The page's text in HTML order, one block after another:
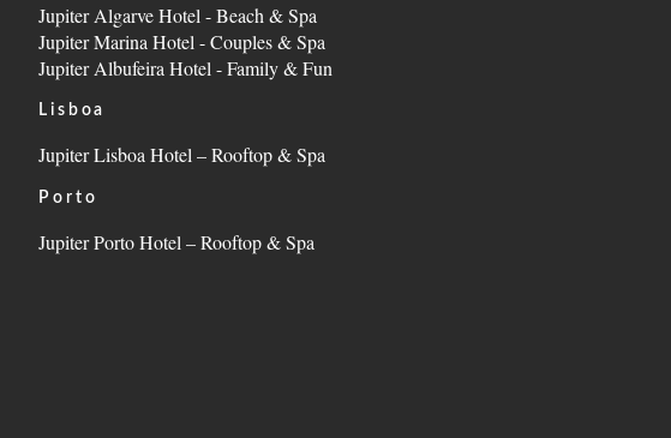
Jupiter Algarve Hotel - Beach & Spa
Jupiter Marina Hotel - Couples & Spa
Jupiter Albufeira Hotel - Family & Fun
Lisboa
Jupiter Lisboa Hotel – Rooftop & Spa
Porto
Jupiter Porto Hotel – Rooftop & Spa
Estrada da Rocha, nº2, 8500-804 Portimão - Algarve - Portugal
Tel.:
+351 282 002 200 - E.: